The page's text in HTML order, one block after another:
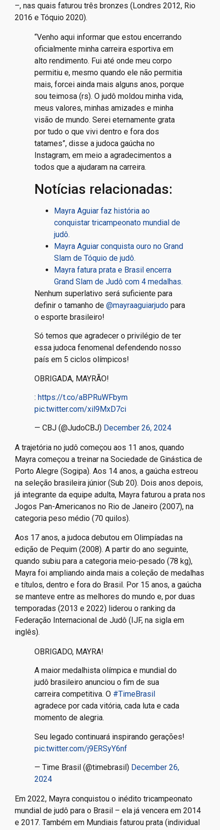
–, nas quais faturou três bronzes (Londres 2012, Rio
2016 e Tóquio 2020).
“Venho aqui informar que estou encerrando
oficialmente minha carreira esportiva em
alto rendimento. Fui até onde meu corpo
permitiu e, mesmo quando ele não permitia
mais, forcei ainda mais alguns anos, porque
sou teimosa (rs). O judô moldou minha vida,
meus valores, minhas amizades e minha
visão de mundo. Serei eternamente grata
por tudo o que vivi dentro e fora dos
tatames”, disse a judoca gaúcha no
Instagram, em meio a agradecimentos a
todos que a ajudaram na carreira.
Notícias relacionadas:
Mayra Aguiar faz história ao
conquistar tricampeonato mundial de
judô.
Mayra Aguiar conquista ouro no Grand
Slam de Tóquio de judô.
Mayra fatura prata e Brasil encerra
Grand Slam de Judô com 4 medalhas.
Nenhum superlativo será suficiente para
definir o tamanho de @mayraaguiarjudo para
o esporte brasileiro!
Só temos que agradecer o privilégio de ter
essa judoca fenomenal defendendo nosso
país em 5 ciclos olímpicos!
OBRIGADA, MAYRÃO!
: https://t.co/aBPRuWFbym
pic.twitter.com/xil9MxD7ci
— CBJ (@JudoCBJ) December 26, 2024
A trajetória no judô começou aos 11 anos, quando
Mayra começou a treinar na Sociedade de Ginástica de
Porto Alegre (Sogipa). Aos 14 anos, a gaúcha estreou
na seleção brasileira júnior (Sub 20). Dois anos depois,
já integrante da equipe adulta, Mayra faturou a prata nos
Jogos Pan-Americanos no Rio de Janeiro (2007), na
categoria peso médio (70 quilos).
Aos 17 anos, a judoca debutou em Olimpíadas na
edição de Pequim (2008). A partir do ano seguinte,
quando subiu para a categoria meio-pesado (78 kg),
Mayra foi ampliando ainda mais a coleção de medalhas
e títulos, dentro e fora do Brasil. Por 15 anos, a gaúcha
se manteve entre as melhores do mundo e, por duas
temporadas (2013 e 2022) liderou o ranking da
Federação Internacional de Judô (IJF, na sigla em
inglês).
OBRIGADO, MAYRA!
A maior medalhista olímpica e mundial do
judô brasileiro anunciou o fim de sua
carreira competitiva. O #TimeBrasil
agradece por cada vitória, cada luta e cada
momento de alegria.
Seu legado continuará inspirando gerações!
pic.twitter.com/j9ERSyY6nf
— Time Brasil (@timebrasil) December 26,
2024
Em 2022, Mayra conquistou o inédito tricampeonato
mundial de judô para o Brasil – ela já vencera em 2014
e 2017. Também em Mundiais faturou prata (individual